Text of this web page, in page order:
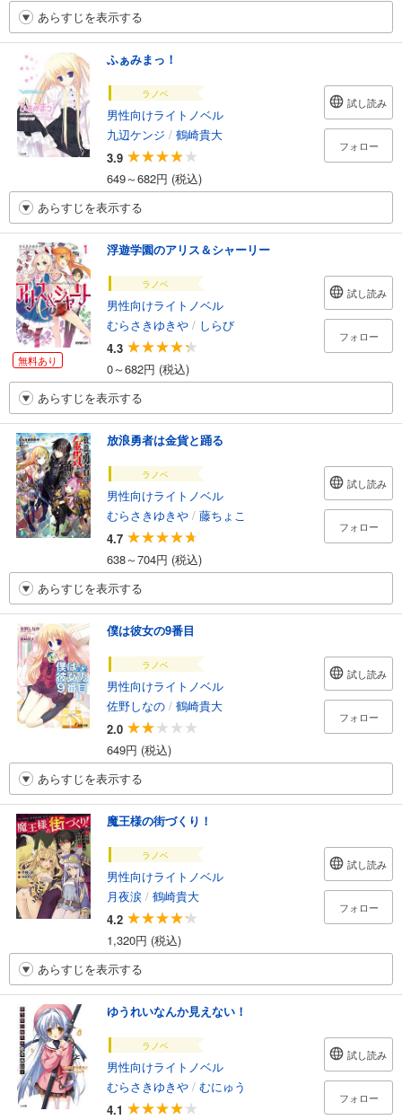
あらすじを表示する
ふぁみまっ！
ラノベ
男性向けライトノベル
九辺ケンジ / 鶴崎貴大
3.9
649～682円 (税込)
試し読み
フォロー
あらすじを表示する
無料あり
浮遊学園のアリス＆シャーリー
ラノベ
男性向けライトノベル
むらさきゆきや / しらび
4.3
0～682円 (税込)
試し読み
フォロー
あらすじを表示する
放浪勇者は金貨と踊る
ラノベ
男性向けライトノベル
むらさきゆきや / 藤ちょこ
4.7
638～704円 (税込)
試し読み
フォロー
あらすじを表示する
僕は彼女の9番目
ラノベ
男性向けライトノベル
佐野しなの / 鶴崎貴大
2.0
649円 (税込)
試し読み
フォロー
あらすじを表示する
魔王様の街づくり！
ラノベ
男性向けライトノベル
月夜涙 / 鶴崎貴大
4.2
1,320円 (税込)
試し読み
フォロー
あらすじを表示する
ゆうれいなんか見えない！
ラノベ
男性向けライトノベル
むらさきゆきや / むにゅう
4.1
試し読み
フォロー